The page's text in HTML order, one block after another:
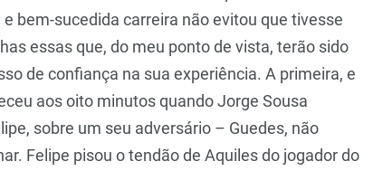
bem-sucedida carreira não evitou que tivesse
essas que, do meu ponto de vista, terão sido
de confiança na sua experiência. A primeira, e
aos oito minutos quando Jorge Sousa
sobre um seu adversário – Guedes, não
Felipe pisou o tendão de Aquiles do jogador do